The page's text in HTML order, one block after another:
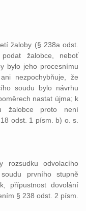
žaloby (§ 238a odst.
žalobce, neboť
bylo jeho procesnímu
nezpochybňuje, že
soudu bylo návrhu
nastat újma; k
žalobce proto není
odst. 1 písm. b) o. s.
rozsudku odvolacího
prvního stupně
přípustnost dovolání
§ 238 odst. 2 písm.